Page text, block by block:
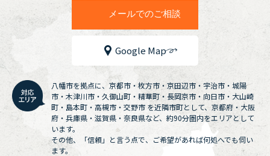
メールでのご相談
Google Map
八幡市を拠点に、京都市・枚方市・京田辺市・宇治市・城陽
市・木津川市・久御山町・精華町・長岡京市・向日市・大山崎
町・島本町・高槻市・交野市 を近隣市町として、京都府・大阪
府・兵庫県・滋賀県・奈良県など、約90分圏内をエリアとして
います。
その他、「信頼」と言う点で、ご希望があれば何処へでも伺い
ます。